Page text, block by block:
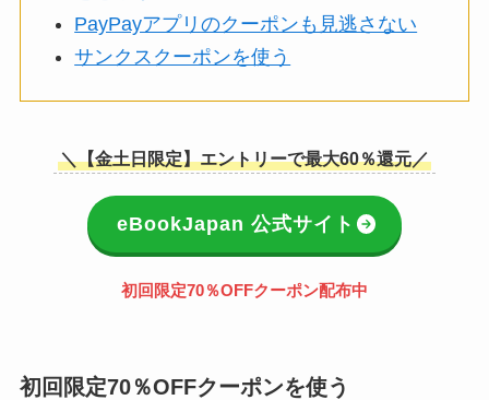
PayPayアプリのクーポンも見逃さない
サンクスクーポンを使う
＼【金土日限定】エントリーで最大60％還元／
eBookJapan 公式サイト
初回限定70％OFFクーポン配布中
初回限定70％OFFクーポンを使う